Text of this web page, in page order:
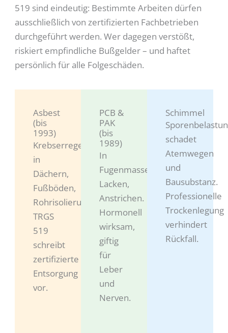
519 sind eindeutig: Bestimmte Arbeiten dürfen
ausschließlich von zertifizierten Fachbetrieben
durchgeführt werden. Wer dagegen verstößt,
riskiert empfindliche Bußgelder – und haftet
persönlich für alle Folgeschäden.
Asbest
(bis
1993)
Krebserregend,
in
Dächern,
Fußböden,
Rohrisolierungen.
TRGS
519
schreibt
zertifizierte
Entsorgung
vor.
PCB &
PAK
(bis
1989)
In
Fugenmassen,
Lacken,
Anstrichen.
Hormonell
wirksam,
giftig
für
Leber
und
Nerven.
Schimmel
schadet
Atemwegen
und
Bausubstanz.
Professionelle
Trockenlegung
verhindert
Rückfall.